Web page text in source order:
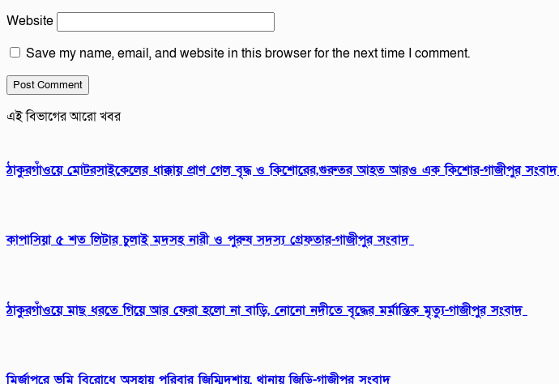
Website
Save my name, email, and website in this browser for the next time I comment.
এই বিভাগের আরো খবর
ঠাকুরগাঁওয়ে মোটরসাইকেলের ধাক্কায় প্রাণ গেল বৃদ্ধ ও কিশোরের,গুরুতর আহত আরও এক কিশোর-গাজীপুর সংবাদ
কাপাসিয়া ৫ শত লিটার চুলাই মদসহ নারী ও পুরুষ সদস্য গ্রেফতার-গাজীপুর সংবাদ
ঠাকুরগাঁওয়ে মাছ ধরতে গিয়ে আর ফেরা হলো না বাড়ি, নোনো নদীতে বৃদ্ধের মর্মান্তিক মৃত্যু-গাজীপুর সংবাদ
মির্জাপুরে ভূমি বিরোধে অসহায় পরিবার জিম্মিদশায়, থানায় জিডি-গাজীপুর সংবাদ